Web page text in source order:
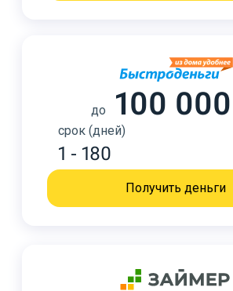
до 100
срок (дней)
1 - 180
Получить деньги